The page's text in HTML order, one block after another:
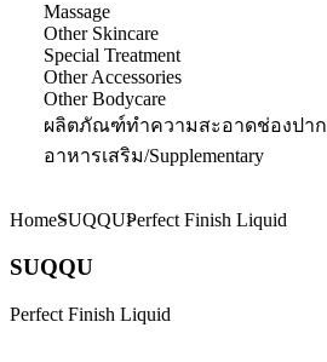
Massage
Other Skincare
Special Treatment
Other Accessories
Other Bodycare
ผลิตภัณฑ์ทำความสะอาดช่องปาก
อาหารเสริม/Supplementary
HomeSUQQUPerfect Finish Liquid
SUQQU
Perfect Finish Liquid